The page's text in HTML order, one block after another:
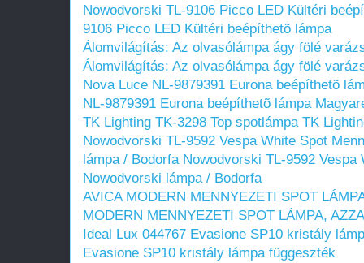
Nowodvorski TL-9106 Picco LED Kültéri
9106 Picco LED Kültéri beépíthetõ lámpa
Álomvilágítás: Az olvasólámpa ágy fölé
Álomvilágítás: Az olvasólámpa ágy fölé
Nova Luce NL-9879391 Eurona beépíthetõ
NL-9879391 Eurona beépíthetõ lámpa
TK Lighting TK-3298 Top spotlámpa TK
Nowodvorski TL-9592 Vespa White Spot
lámpa / Bodorfa Nowodvorski TL-9592
Nowodvorski lámpa / Bodorfa
AVICA MODERN MENNYEZETI SPOT
MODERN MENNYEZETI SPOT LÁMPA,
Ideal Lux 044767 Evasione SP10 kristály
Evasione SP10 kristály lámpa függeszték